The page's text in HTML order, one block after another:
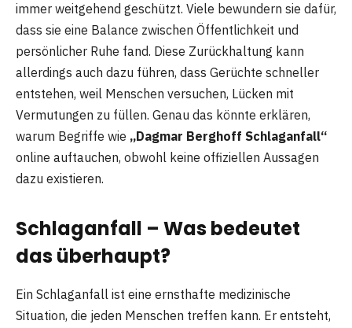
immer weitgehend geschützt. Viele bewundern sie dafür,
dass sie eine Balance zwischen Öffentlichkeit und
persönlicher Ruhe fand. Diese Zurückhaltung kann
allerdings auch dazu führen, dass Gerüchte schneller
entstehen, weil Menschen versuchen, Lücken mit
Vermutungen zu füllen. Genau das könnte erklären,
warum Begriffe wie „Dagmar Berghoff Schlaganfall“
online auftauchen, obwohl keine offiziellen Aussagen
dazu existieren.
Schlaganfall – Was bedeutet
das überhaupt?
Ein Schlaganfall ist eine ernsthafte medizinische
Situation, die jeden Menschen treffen kann. Er entsteht,